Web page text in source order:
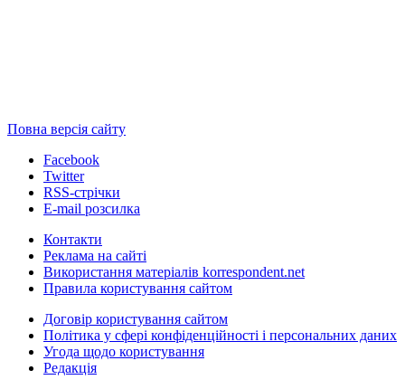
Повна версія сайту
Facebook
Twitter
RSS-стрічки
E-mail розсилка
Контакти
Реклама на сайті
Використання матеріалів korrespondent.net
Правила користування сайтом
Договір користування сайтом
Політика у сфері конфіденційності і персональних даних
Угода щодо користування
Редакція